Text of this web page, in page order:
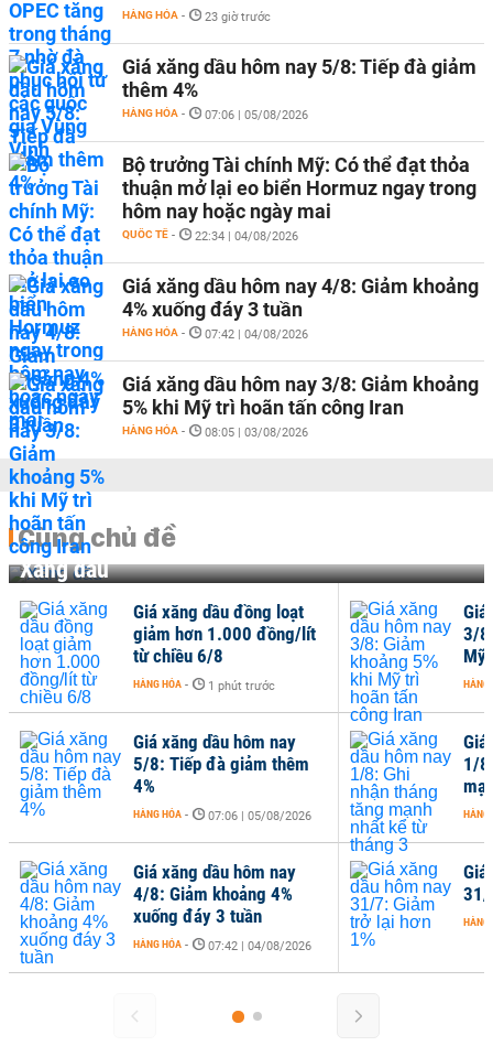
HÀNG HÓA - 23 giờ trước
Giá xăng dầu hôm nay 5/8: Tiếp đà giảm
thêm 4%
HÀNG HÓA - 07:06 | 05/08/2026
Bộ trưởng Tài chính Mỹ: Có thể đạt thỏa
thuận mở lại eo biển Hormuz ngay trong
hôm nay hoặc ngày mai
QUỐC TẾ - 22:34 | 04/08/2026
Giá xăng dầu hôm nay 4/8: Giảm khoảng
4% xuống đáy 3 tuần
HÀNG HÓA - 07:42 | 04/08/2026
Giá xăng dầu hôm nay 3/8: Giảm khoảng
5% khi Mỹ trì hoãn tấn công Iran
HÀNG HÓA - 08:05 | 03/08/2026
Cùng chủ đề
Xăng dầu
Giá xăng dầu đồng loạt
giảm hơn 1.000 đồng/lít
từ chiều 6/8
HÀNG HÓA - 1 phút trước
Giá xăng dầu hôm nay
5/8: Tiếp đà giảm thêm
4%
HÀNG HÓA - 07:06 | 05/08/2026
Giá xăng dầu hôm nay
4/8: Giảm khoảng 4%
xuống đáy 3 tuần
HÀNG HÓA - 07:42 | 04/08/2026
Giá
3/
Mỹ
HÀNG
Giá
1/
HÀNG
Giá
31/
HÀNG